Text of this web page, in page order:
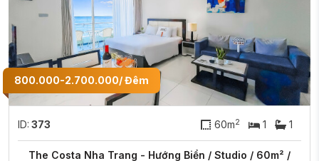
800.000-2.700.000/ Đêm
ID: 373 60m2 1 1
The Costa Nha Trang - Hướng Biển / Studio / 60m² /